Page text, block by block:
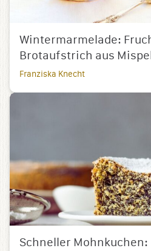
Wintermarmelade:
Brotaufstrich aus
Franziska Knecht
Schneller Mohnkuchen: